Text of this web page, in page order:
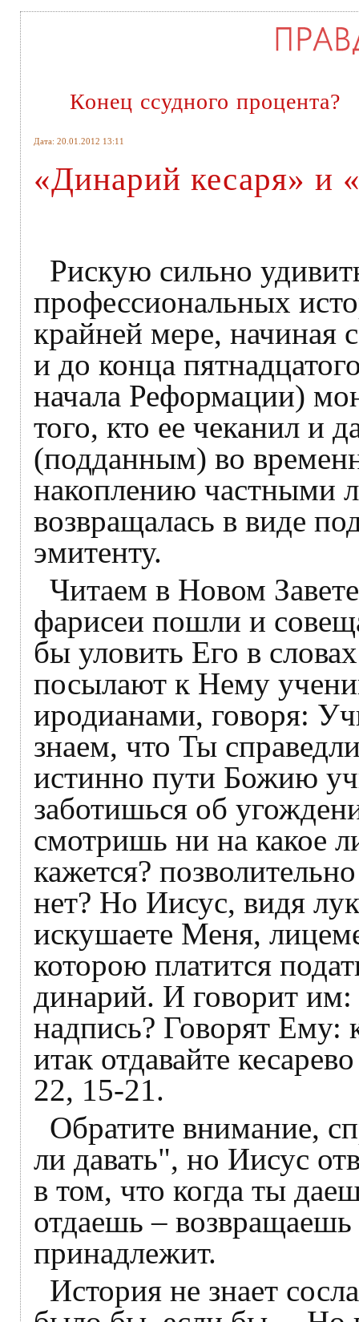
Конец ссудного процента?
Дата: 20.01.2012 13:11
«Динарий кесаря» и
Рискую сильно
профессиональных
крайней мере, начиная
и до конца
начала Реформации)
того, кто ее чеканил и
(подданным) во
накоплению частными
возвращалась в виде
эмитенту.
Читаем в Новом
фарисеи пошли и
бы уловить Его в
посылают к Нему
иродианами, говоря:
знаем, что Ты
истинно пути Божию
заботишься об
смотришь ни на какое
кажется?
нет? Но Иисус, видя
искушаете Меня,
которою платится
динарий. И говорит им:
надпись? Говорят Ему:
итак отдавайте
22, 15-21.
Обратите внимание,
ли давать", но Иисус
в том, что когда ты
отдаешь – возвращаешь
принадлежит.
История не знает